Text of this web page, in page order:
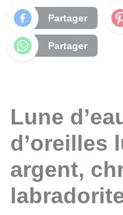
Partager
Partager
Lune
d’oreilles
argent,